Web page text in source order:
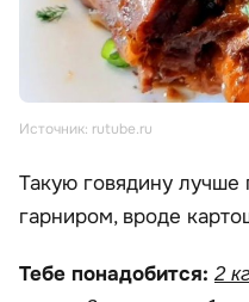
Источник: rutube.ru
Такую говядину лучше
гарниром, вроде
Тебе понадобится: 2